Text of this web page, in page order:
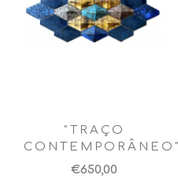
"TRAÇO
CONTEMPORÂNEO"
€650,00